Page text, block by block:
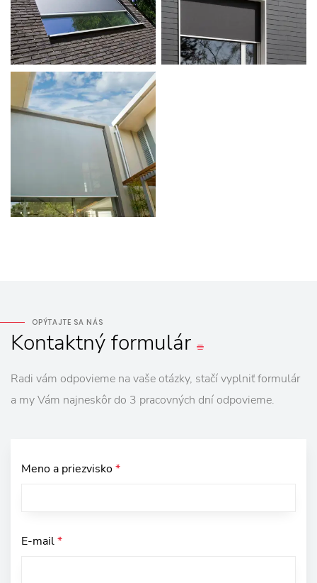
OPÝTAJTE SA NÁS
Kontaktnýformulár
Radi vám odpovieme na vaše otázky, stačí vyplniť formulár
a my Vám najneskôr do 3 pracovných dní odpovieme.
Meno a priezvisko*
E-mail*